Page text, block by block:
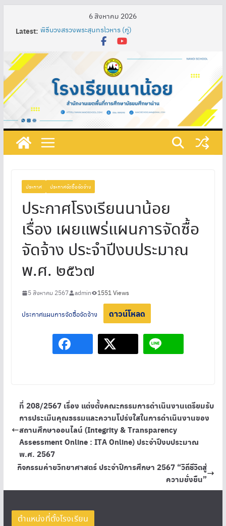
6 สิงหาคม 2026
Latest: พิธีบวงสรวงพระสุนทรโวหาร (ภู่)
Nan Impression Art Lab” ห้องเรียนศิลป์สร้างสรรค์ : น่าน
ในมุมมองอิมเพรสชั่นนิสต์ ผ่านกระบวนการจัดการเรียนรู้
เทคนิค SAND Model เพื่อพัฒนาความรู้ความเข้าใจในศิลปะ
ท้องถิ่น ผสมผสานกับศิลปะสากลของนักเรียนชั้น
มัธยมศึกษาปีที่ 3
การพัฒนาสื่อการเรียนรู้ปฏิสัมพันธ์ เรื่อง วงจรไฟฟ้าอย่าง
ง่าย โดยใช้โปรแกรม ClassPoint ร่วมกับห้องเรียนออนไลน์
และชุดอุปกรณ์ต่อวงจรไฟฟ้า รายวิชาการออกแบบและ
เทคโนโลยี ชั้นมัธยมศึกษาปีที่ 1 โรงเรียนนาน้อย
กิจกรรมวันภาษาไทยแห่งชาติและสัปดาห์ห้องสมุด ประจำปี
การศึกษา ๒๕๖๘
ที่ 219/2568 เรื่อง แต่งตั้งคณะกรรมการดําเนินงานเตรียม
Assessment Online : ITA Online) ประจําปีงบประมาณ
พ.ศ. 2568
ประกาศ ประกาศจัดซื้อจัดจ้าง
ประกาศโรงเรียนนาน้อย
เรื่อง เผยแพร่แผนการจัดซื้อ
จัดจ้าง ประจำปีงบประมาณ
พ.ศ. ๒๕๖๗
5 สิงหาคม 2567 admin 1551 Views
ประกาศแผนการจัดซื้อจัดจ้าง ดาวน์โหลด
ที่ 208/2567 เรื่อง แต่งตั้งคณะกรรมการดําเนินงานเตรียมรับ
การประเมินคุณธรรมและความโปร่งใสในการดำเนินงานของ
สถานศึกษาออนไลน์ (Integrity & Transparency
Assessment Online : ITA Online) ประจําปีงบประมาณ
พ.ศ. 2567
กิจกรรมค่ายวิทยาศาสตร์ ประจำปีการศึกษา 2567 “วิถีชีวิตสู่
ความยั่งยืน”
ตำแหน่งที่ตั้งโรงเรียน